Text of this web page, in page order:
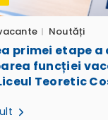
Noutăți
primei etape a
funcției
Teoretic